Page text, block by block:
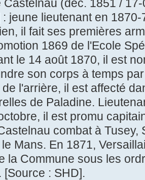
Castelnau (déc. 1851 /
jeune lieutenant en
il fait ses premières
1869 de l'Ecole
le 14 août 1870, il est
son corps à temps
l'arrière, il est affecté
de Paladine.
il est promu
combat à Tusey,
Mans. En 1871,
la Commune sous les
[Source : SHD].